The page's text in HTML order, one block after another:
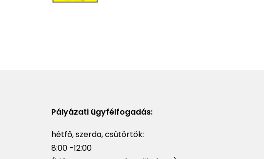
Pályázati ügyfélfogadás:
hétfő, szerda, csütörtök:
8:00 -12:00